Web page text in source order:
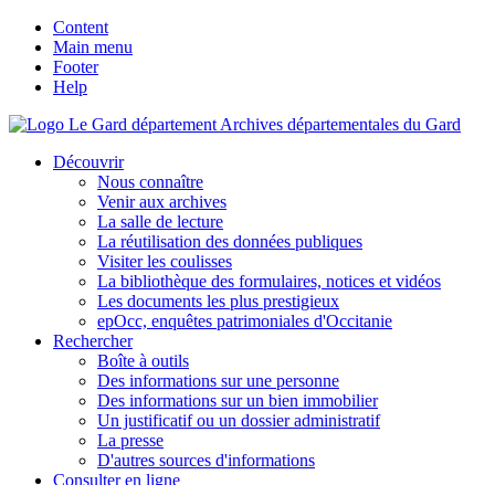
Content
Main menu
Footer
Help
Archives départementales du Gard
Découvrir
Nous connaître
Venir aux archives
La salle de lecture
La réutilisation des données publiques
Visiter les coulisses
La bibliothèque des formulaires, notices et vidéos
Les documents les plus prestigieux
epOcc, enquêtes patrimoniales d'Occitanie
Rechercher
Boîte à outils
Des informations sur une personne
Des informations sur un bien immobilier
Un justificatif ou un dossier administratif
La presse
D'autres sources d'informations
Consulter en ligne